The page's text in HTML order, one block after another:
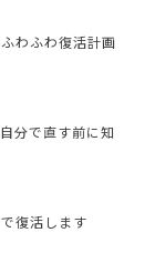
わふわ復活計画
分で直す前に知
復活します